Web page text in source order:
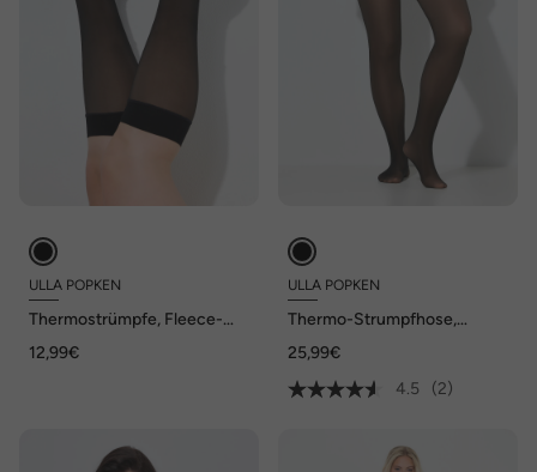
ULLA POPKEN
Thermostrümpfe, Fleece-
Bündchen
12,99€
ULLA POPKEN
Thermo-Strumpfhose,
Bund
25,99€
4.5
(2)